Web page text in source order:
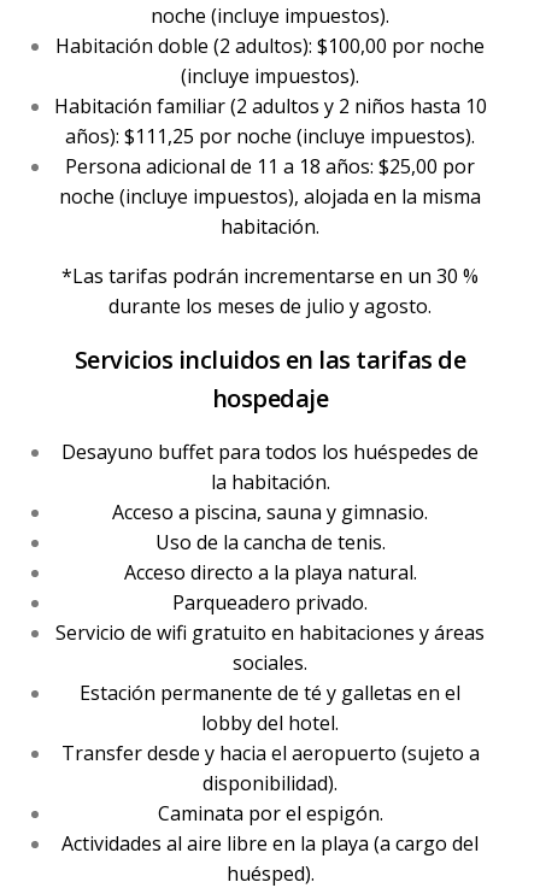
noche (incluye impuestos).
Habitación doble (2 adultos): $100,00 por noche
(incluye impuestos).
Habitación familiar (2 adultos y 2 niños hasta 10
años): $111,25 por noche (incluye impuestos).
Persona adicional de 11 a 18 años: $25,00 por
noche (incluye impuestos), alojada en la misma
habitación.
*Las tarifas podrán incrementarse en un 30 %
durante los meses de julio y agosto.
Servicios incluidos en las tarifas de
hospedaje
Desayuno buffet para todos los huéspedes de
la habitación.
Acceso a piscina, sauna y gimnasio.
Uso de la cancha de tenis.
Acceso directo a la playa natural.
Parqueadero privado.
Servicio de wifi gratuito en habitaciones y áreas
sociales.
Estación permanente de té y galletas en el
lobby del hotel.
Transfer desde y hacia el aeropuerto (sujeto a
disponibilidad).
Caminata por el espigón.
Actividades al aire libre en la playa (a cargo del
huésped).